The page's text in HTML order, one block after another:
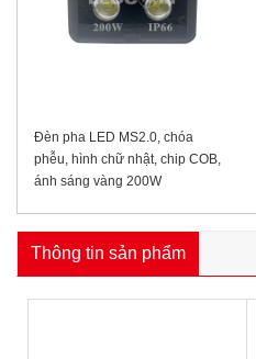
Đèn pha LED MS2.0, chóa
phễu, hình chữ nhật, chip COB,
ánh sáng vàng 200W
Thông tin sản phẩm